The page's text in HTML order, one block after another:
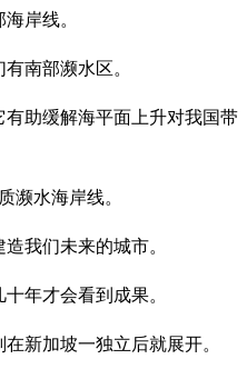
岸线。
南部濒水区。
助缓解海平面上升对我国带
濒水海岸线。
我们未来的城市。
年才会看到成果。
新加坡一独立后就展开。